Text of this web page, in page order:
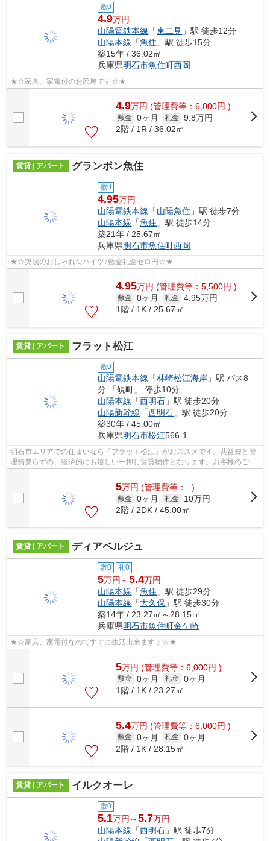
敷0
4.9万円
山陽電鉄本線 「東二見 」駅 徒歩12分
山陽本線 「魚住 」駅 徒歩15分
築15年 / 36.02㎡
兵庫県明石市魚住町西岡
★☆家具、家電付のお部屋です☆★
4.9万円 (管理費等：6,000円 )
敷金 0ヶ月 礼金 9.8万円
2階 / 1R / 36.02㎡
賃貸 | アパート グランポン魚住
敷0
4.95万円
山陽電鉄本線 「山陽魚住 」駅 徒歩7分
山陽本線 「魚住 」駅 徒歩14分
築21年 / 25.67㎡
兵庫県明石市魚住町西岡
★☆築浅のおしゃれなハイツ♪敷金礼金ゼロ円☆★
4.95万円 (管理費等：5,500円 )
敷金 0ヶ月 礼金 4.95万円
1階 / 1K / 25.67㎡
賃貸 | アパート フラット松江
敷0
山陽電鉄本線 「林崎松江海岸 」駅 バス8
分 「硯町」 停歩10分
山陽本線 「西明石 」駅 徒歩20分
山陽新幹線 「西明石 」駅 徒歩20分
築30年 / 45.00㎡
兵庫県明石市松江566-1
明石市エリアでの住まいなら「フラット松江」がおススメです。共益費と管
理費要らずの、経済的にも嬉しい一押し賃貸物件となります。お客様のご希
5万円 (管理費等：- )
敷金 0ヶ月 礼金
10万円
2階 / 2DK / 45.00㎡
賃貸 | アパート ディアベルジュ
敷0 礼0
5万円～5.4万円
山陽本線 「魚住 」駅 徒歩29分
山陽本線 「大久保 」駅 徒歩30分
築14年 / 23.27㎡～28.15㎡
兵庫県明石市魚住町金ケ崎
★☆家具、家電付なのですぐに生活出来ますょ☆★
5万円 (管理費等：6,000円 )
敷金 0ヶ月 礼金 0ヶ月
1階 / 1K / 23.27㎡
5.4万円 (管理費等：6,000円 )
敷金 0ヶ月 礼金 0ヶ月
2階 / 1K / 28.15㎡
賃貸 | アパート イルクオーレ
敷0
5.1万円～5.7万円
山陽本線 「西明石 」駅 徒歩7分